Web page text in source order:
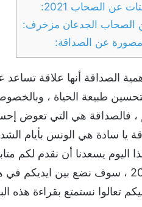
الصحاب الجدعان مزخرف:
عن الصداقة:
الصداقة أنها علاقة
طبيعة الحياة ،
فالصداقة هي التي تعوض
يا سادة هي الونس بأيام
بوك 2022 ، سوف نضع بين
تعالوا نستمتع بقراءة هذه